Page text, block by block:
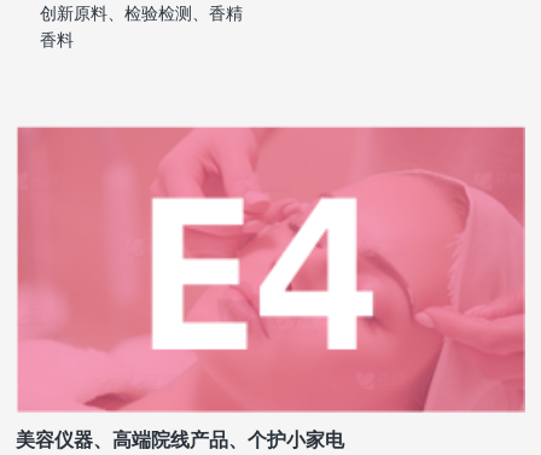
创新原料、检验检测、香精
香料
美容仪器、高端院线产品、个护小家电